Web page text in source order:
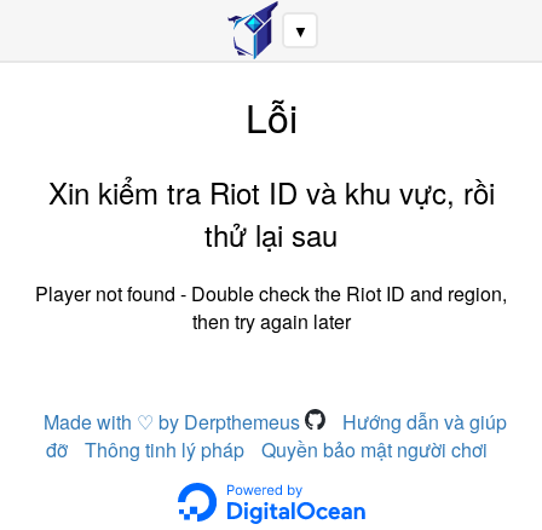
▼
Lỗi
Xin kiểm tra Riot ID và khu vực, rồi
thử lại sau
Player not found - Double check the Riot ID and region,
then try again later
Made with ♡ by Derpthemeus
Hướng dẫn và giúp
đỡ
Thông tinh lý pháp Quyền bảo mật người chơi